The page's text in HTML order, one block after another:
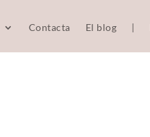
Contacta El blog |